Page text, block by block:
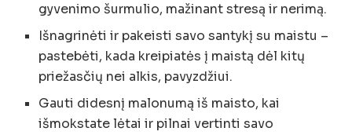
gyvenimo šurmulio, mažinant stresą ir nerimą.
Išnagrinėti ir pakeisti savo santykį su maistu –
pastebėti, kada kreipiatės į maistą dėl kitų
priežasčių nei alkis, pavyzdžiui.
Gauti didesnį malonumą iš maisto, kai
išmokstate lėtai ir pilnai vertinti savo